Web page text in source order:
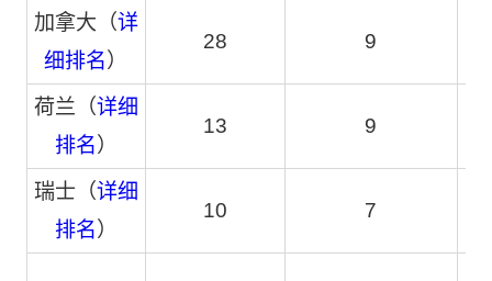
加拿大（详
细排名）
28 9
荷兰（详细
排名）
13 9
瑞士（详细
排名）
10 7